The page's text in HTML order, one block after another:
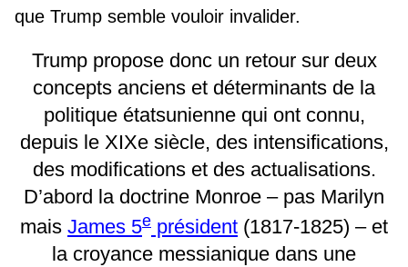
que Trump semble vouloir invalider.
Trump propose donc un retour sur deux
concepts anciens et déterminants de la
politique étatsunienne qui ont connu,
depuis le XIXe siècle, des intensifications,
des modifications et des actualisations.
D’abord la doctrine Monroe – pas Marilyn
mais James 5e président (1817-1825) – et
la croyance messianique dans une